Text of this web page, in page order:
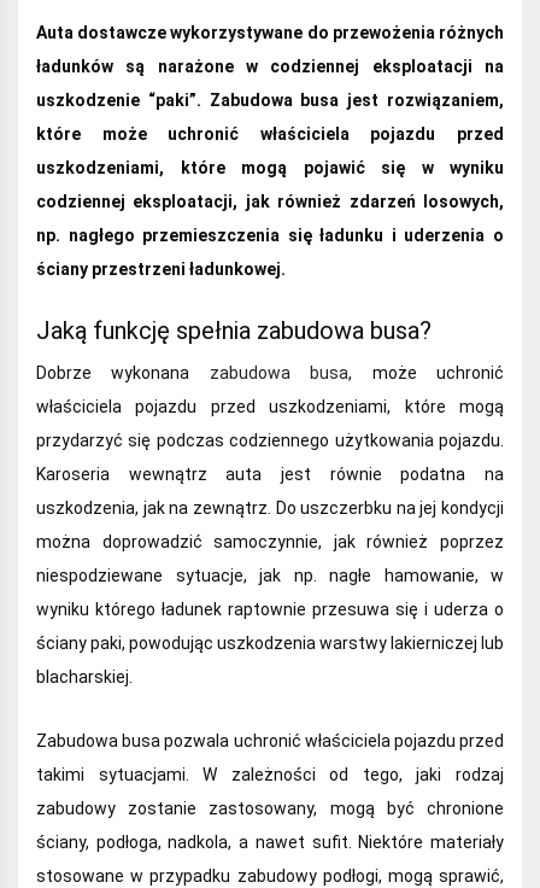
Auta dostawcze wykorzystywane do przewożenia różnych
ładunków są narażone w codziennej eksploatacji na
uszkodzenie “paki”. Zabudowa busa jest rozwiązaniem,
które może uchronić właściciela pojazdu przed
uszkodzeniami, które mogą pojawić się w wyniku
codziennej eksploatacji, jak również zdarzeń losowych,
np. nagłego przemieszczenia się ładunku i uderzenia o
ściany przestrzeni ładunkowej.
Jaką funkcję spełnia zabudowa busa?
Dobrze wykonana zabudowa busa, może uchronić
właściciela pojazdu przed uszkodzeniami, które mogą
przydarzyć się podczas codziennego użytkowania pojazdu.
Karoseria wewnątrz auta jest równie podatna na
uszkodzenia, jak na zewnątrz. Do uszczerbku na jej kondycji
można doprowadzić samoczynnie, jak również poprzez
niespodziewane sytuacje, jak np. nagłe hamowanie, w
wyniku którego ładunek raptownie przesuwa się i uderza o
ściany paki, powodując uszkodzenia warstwy lakierniczej lub
blacharskiej.
Zabudowa busa pozwala uchronić właściciela pojazdu przed
takimi sytuacjami. W zależności od tego, jaki rodzaj
zabudowy zostanie zastosowany, mogą być chronione
ściany, podłoga, nadkola, a nawet sufit. Niektóre materiały
stosowane w przypadku zabudowy podłogi, mogą sprawić,